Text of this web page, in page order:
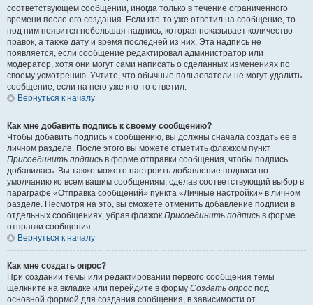
соответствующем сообщении, иногда только в течение ограниченного
времени после его создания. Если кто-то уже ответил на сообщение, то
под ним появится небольшая надпись, которая показывает количество
правок, а также дату и время последней из них. Эта надпись не
появляется, если сообщение редактировал администратор или
модератор, хотя они могут сами написать о сделанных изменениях по
своему усмотрению. Учтите, что обычные пользователи не могут удалить
сообщение, если на него уже кто-то ответил.
Вернуться к началу
Как мне добавить подпись к своему сообщению?
Чтобы добавить подпись к сообщению, вы должны сначала создать её в
личном разделе. После этого вы можете отметить флажком пункт
Присоединить подпись в форме отправки сообщения, чтобы подпись
добавилась. Вы также можете настроить добавление подписи по
умолчанию ко всем вашим сообщениям, сделав соответствующий выбор в
параграфе «Отправка сообщений» пункта «Личные настройки» в личном
разделе. Несмотря на это, вы сможете отменить добавление подписи в
отдельных сообщениях, убрав флажок Присоединить подпись в форме
отправки сообщения.
Вернуться к началу
Как мне создать опрос?
При создании темы или редактировании первого сообщения темы
щёлкните на вкладке или перейдите в форму Создать опрос под
основной формой для создания сообщения, в зависимости от